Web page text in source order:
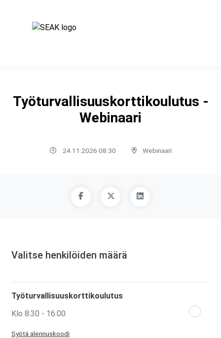
Työturvallisuuskorttikoulutus -
Webinaari
24.11.2026 08:30 Webinaari
Valitse henkilöiden määrä
Työturvallisuuskorttikoulutus
Klo 8:30 - 16:00
Syötä alennuskoodi